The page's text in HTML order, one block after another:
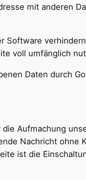
mit anderen
Software
voll umfänglich
Daten durch
Aufmachung
Nachricht ohne
ist die